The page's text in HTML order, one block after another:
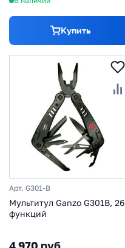
Купить
Арт. G301-B
Мультитул Ganzo G301B, 26
функций